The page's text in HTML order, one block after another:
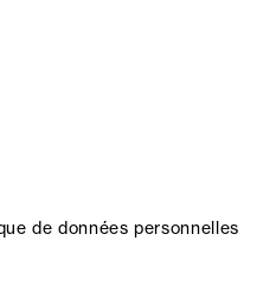
de données personnelles